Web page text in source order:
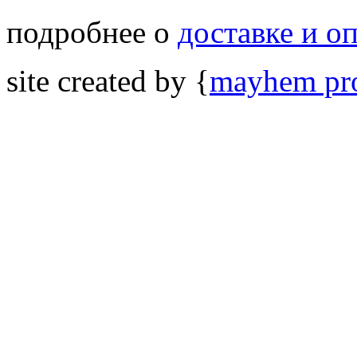
подробнее о доставке и
site created by {mayhem